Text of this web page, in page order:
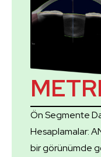
Ön Segmente
Hesaplamalar:
bir görünümde